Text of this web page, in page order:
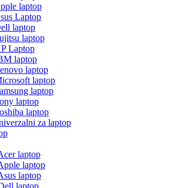
laptop
Laptop
laptop
laptop
Laptop
laptop
laptop
laptop
laptop
laptop
laptop
za laptop
laptop
laptop
laptop
laptop